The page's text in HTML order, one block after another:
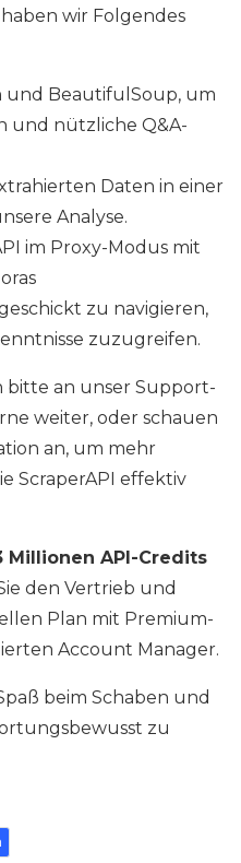
wir Folgendes
und BeautifulSoup, um
und nützliche Q&A-
Daten in einer
Analyse.
im Proxy-Modus mit
zu navigieren,
zuzugreifen.
bitte an unser Support-
weiter, oder schauen
an, um mehr
ScraperAPI effektiv
Millionen API-Credits
den Vertrieb und
Plan mit Premium-
Account Manager.
beim Schaben und
zu